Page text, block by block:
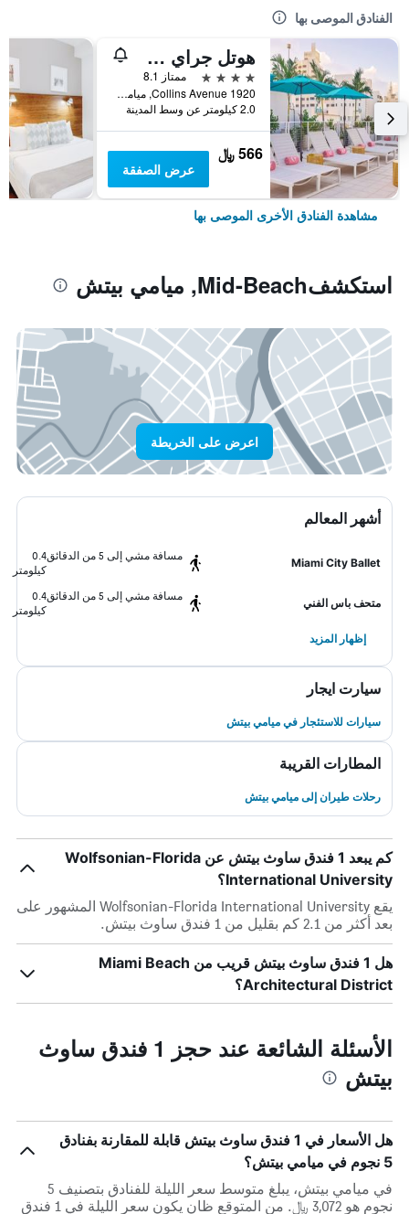
الفنادق الموصى بها
هوتل جراي ستون - للبالغين فقط
4 نجوم
ممتاز 8.1
1920 Collins Avenue, ميامي بيتش, FL, الولايات المتحدة الأميريكية
2.0 كيلومتر عن وسط المدينة
566 ﷼
عرض الصفقة
مشاهدة الفنادق الأخرى الموصى بها
استكشفMid-Beach, ميامي بيتش
اعرض على الخريطة
أشهر المعالم
Miami City Ballet
مسافة مشي إلى 5 من الدقائق
0.4
كيلومتر
متحف باس الفني
مسافة مشي إلى 5 من الدقائق
0.4
كيلومتر
إظهار المزيد
سيارت ايجار
سيارات للاستئجار في ميامي بيتش
المطارات القريبة
رحلات طيران إلى ميامي بيتش
كم يبعد 1 فندق ساوث بيتش عن Wolfsonian-Florida
International University؟
يقع Wolfsonian-Florida International University المشهور على
بعد أكثر من 2.1 كم بقليل من 1 فندق ساوث بيتش.
هل 1 فندق ساوث بيتش قريب من Miami Beach
Architectural District؟
الأسئلة الشائعة عند حجز 1 فندق ساوث
بيتش
هل الأسعار في 1 فندق ساوث بيتش قابلة للمقارنة بفنادق
5 نجوم في ميامي بيتش؟
في ميامي بيتش، يبلغ متوسط ​​سعر الليلة للفنادق بتصنيف 5
نجوم هو 3,072 ﷼. من المتوقع ظان يكون سعر الليلة في 1 فندق